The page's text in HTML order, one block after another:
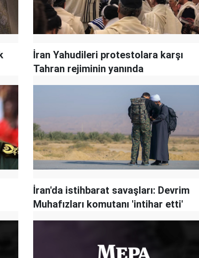
İran Yahudileri protestolara karşı
Tahran rejiminin yanında
İran'da istihbarat savaşları: Devrim
Muhafızları komutanı 'intihar etti'